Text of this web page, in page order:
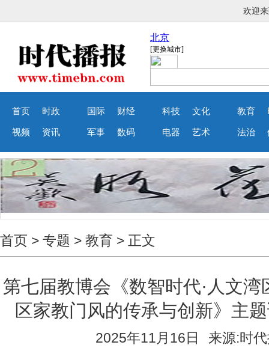
首页 时政
视频 资讯
国际 财经
军事 数码
科技 文化
电器 艺术
教育
法治
首页 > 专题 > 教育 > 正文
第七届教博会《数智时代·人文
区家教门风的传承与创新》主
2025年11月16日 来源:时